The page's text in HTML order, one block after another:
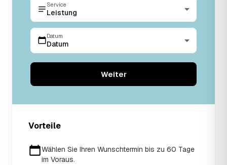
Service
Leistung
Datum
Datum
Weiter
Vorteile
Wählen Sie Ihren Wunschtermin bis zu 60 Tage
im Voraus.